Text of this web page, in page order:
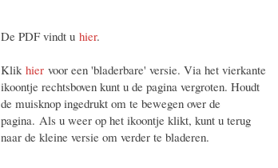
De PDF vindt u hier.
Klik hiervoor een 'bladerbare' versie. Via het vierkante
ikoontje rechtsboven kunt u de pagina vergroten. Houdt
de muisknop ingedrukt om te bewegen over de
pagina. Als u weer op het ikoontje klikt, kunt u terug
naar de kleine versie om verder te bladeren.